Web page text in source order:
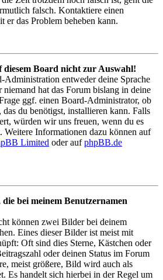
falsch. Kontaktiere einen
er das Problem beheben kann.
diesem Board nicht zur Auswahl!
Administration entweder deine Sprache
hat das Forum bislang in deine
ggf. einen Board-Administrator, ob
das du benötigst, installieren kann. Falls
würden wir uns freuen, wenn du es
Weitere Informationen dazu können auf
Limited oder aufphpBB.de
bei meinem Benutzernamen
können zwei Bilder bei deinem
Eines dieser Bilder ist meist mit
Oft sind dies Sterne, Kästchen oder
oder deinen Status im Forum
meist größere, Bild wird auch als
Es handelt sich hierbei in der Regel um